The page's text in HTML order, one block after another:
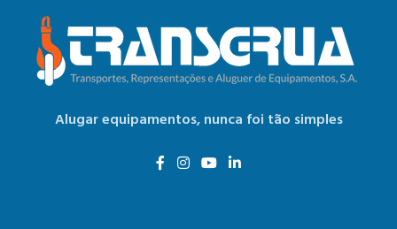
Alugar equipamentos,nunca foi tão simples